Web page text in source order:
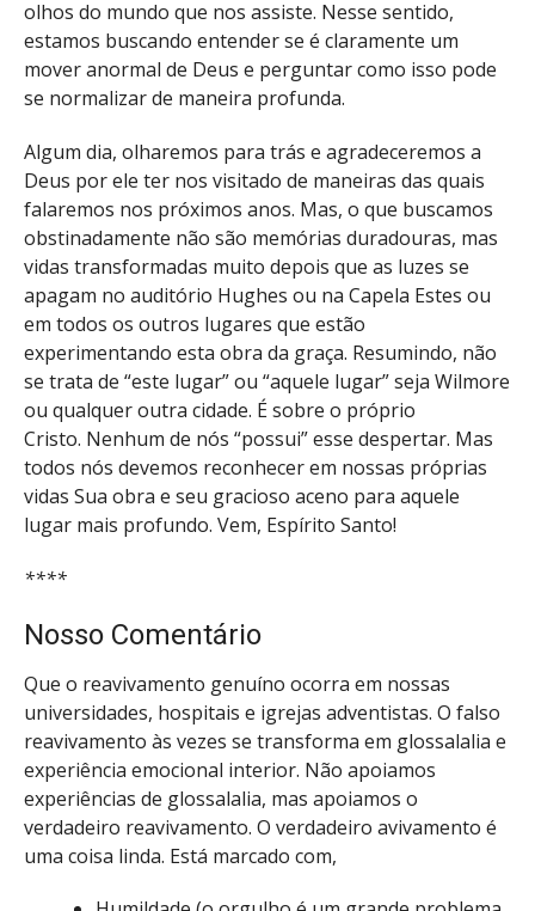
olhos do mundo que nos assiste. Nesse sentido,
estamos buscando entender se é claramente um
mover anormal de Deus e perguntar como isso pode
se normalizar de maneira profunda.
Algum dia, olharemos para trás e agradeceremos a
Deus por ele ter nos visitado de maneiras das quais
falaremos nos próximos anos. Mas, o que buscamos
obstinadamente não são memórias duradouras, mas
vidas transformadas muito depois que as luzes se
apagam no auditório Hughes ou na Capela Estes ou
em todos os outros lugares que estão
experimentando esta obra da graça. Resumindo, não
se trata de “este lugar” ou “aquele lugar” seja Wilmore
ou qualquer outra cidade. É sobre o próprio
Cristo. Nenhum de nós “possui” esse despertar. Mas
todos nós devemos reconhecer em nossas próprias
vidas Sua obra e seu gracioso aceno para aquele
lugar mais profundo. Vem, Espírito Santo!
****
Nosso Comentário
Que o reavivamento genuíno ocorra em nossas
universidades, hospitais e igrejas adventistas. O falso
reavivamento às vezes se transforma em glossalalia e
experiência emocional interior. Não apoiamos
experiências de glossalalia, mas apoiamos o
verdadeiro reavivamento. O verdadeiro avivamento é
uma coisa linda. Está marcado com,